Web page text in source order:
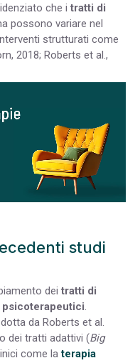
che i tratti di
possono variare nel
strutturati come
2018; Roberts et al.,
studi
dei tratti di
da Roberts et al.
dei tratti adattivi (Big
come laterapia